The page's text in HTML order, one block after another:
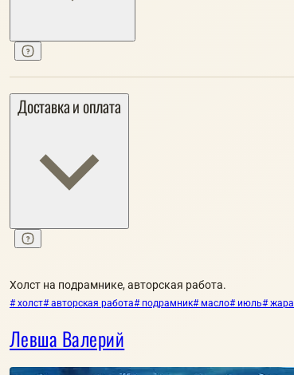
Доставка и оплата
Холст на подрамнике, авторская работа.
# холст# авторская работа# подрамник# масло# июль# жара
Левша Валерий